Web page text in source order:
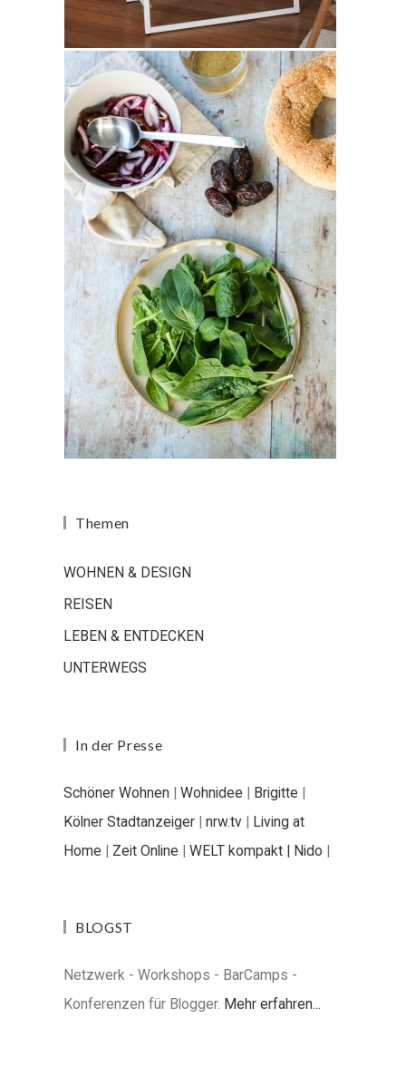
Themen
WOHNEN & DESIGN
REISEN
LEBEN & ENTDECKEN
UNTERWEGS
In der Presse
Schöner Wohnen | Wohnidee | Brigitte |
Kölner Stadtanzeiger | nrw.tv | Living at
Home | Zeit Online | WELT kompakt | Nido |
BLOGST
Netzwerk - Workshops - BarCamps -
Konferenzen für Blogger. Mehr erfahren...